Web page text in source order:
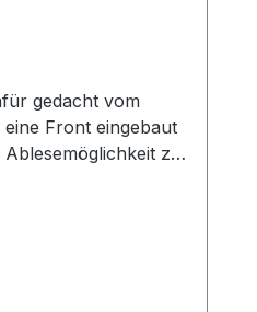
gedacht vom
Front eingebaut
zu